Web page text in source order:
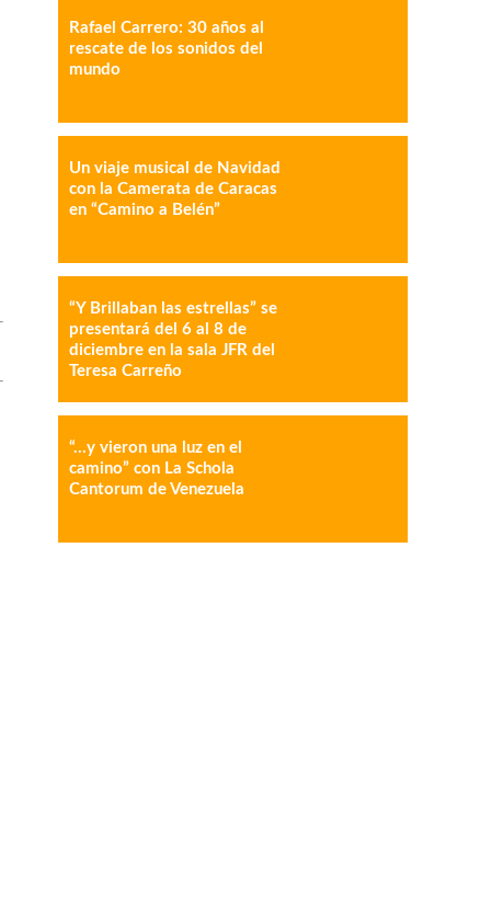
Rafael Carrero: 30 años al
rescate de los sonidos del
mundo
Un viaje musical de Navidad
con la Camerata de Caracas
en “Camino a Belén”
“Y Brillaban las estrellas” se
presentará del 6 al 8 de
diciembre en la sala JFR del
Teresa Carreño
“…y vieron una luz en el
camino” con La Schola
Cantorum de Venezuela